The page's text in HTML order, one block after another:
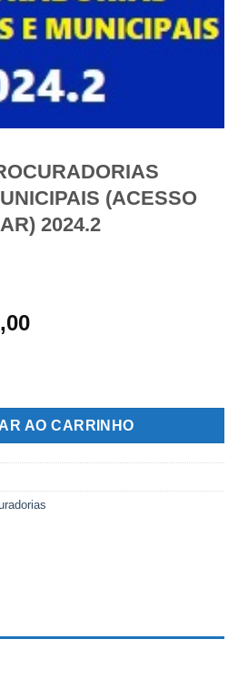
(ACESSO
2024.2
O
R$139,00.
ESTADUAIS E MUNICIPAIS
AO CARRINHO